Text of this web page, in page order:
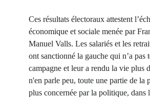
Ces résultats électoraux attestent
économique et sociale menée par
Manuel Valls. Les salariés et les
ont sanctionné la gauche qui n’a pas
campagne et leur a rendu la vie plus
n'en parle peu, toute une partie de la
plus concernée par la politique, dans